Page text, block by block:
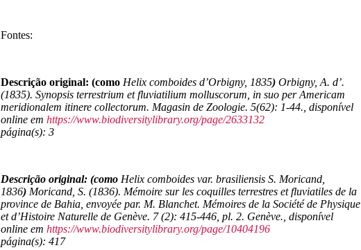
Fontes:
Descrição original: (como Helix comboides d’Orbigny, 1835) Orbigny, A. d’.
(1835). Synopsis terrestrium et fluviatilium molluscorum, in suo per Americam
meridionalem itinere collectorum. Magasin de Zoologie. 5(62): 1-44. , disponível
online em https://www.biodiversitylibrary.org/page/2633132
página(s): 3
Descrição original: (como Helix comboides var. brasiliensis S. Moricand,
1836) Moricand, S. (1836). Mémoire sur les coquilles terrestres et fluviatiles de la
province de Bahia, envoyée par. M. Blanchet. Mémoires de la Société de Physique
et d’Histoire Naturelle de Genève. 7 (2): 415-446, pl. 2. Genève. disponível
online em https://www.biodiversitylibrary.org/page/10404196
página(s): 417